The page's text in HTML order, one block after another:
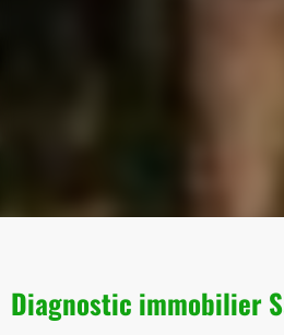
Diagnostic immobilier